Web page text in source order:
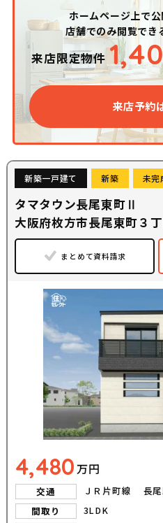
ホームページ上で公
店舗でのみ閲覧でき
来店限定物件
来店予約
新築一戸建て 新築 未完
タマタウン長尾東町Ⅱ
大阪府枚方市長尾東町３
まとめて資料請求
4,480 万円
交通
ＪＲ片町線 長尾
間取り
3LDK